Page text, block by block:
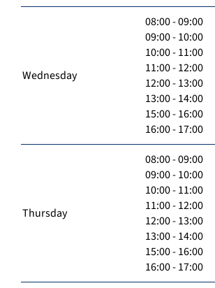
Wednesday
08:00 - 09:00
09:00 - 10:00
10:00 - 11:00
11:00 - 12:00
12:00 - 13:00
13:00 - 14:00
15:00 - 16:00
16:00 - 17:00
Thursday
08:00 - 09:00
09:00 - 10:00
10:00 - 11:00
11:00 - 12:00
12:00 - 13:00
13:00 - 14:00
15:00 - 16:00
16:00 - 17:00